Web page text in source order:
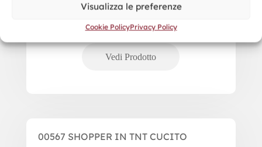
Visualizza le preferenze
Cookie PolicyPrivacy Policy
00567 SHOPPER IN TNT CUCITO